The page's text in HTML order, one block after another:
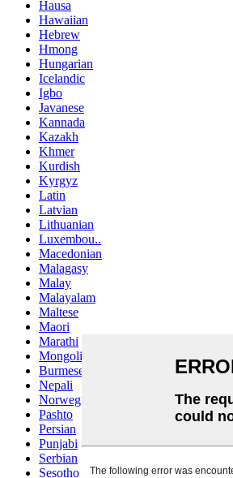
Hausa
Hawaiian
Hebrew
Hmong
Hungarian
Icelandic
Igbo
Javanese
Kannada
Kazakh
Khmer
Kurdish
Kyrgyz
Latin
Latvian
Lithuanian
Luxembou..
Macedonian
Malagasy
Malay
Malayalam
Maltese
Maori
Marathi
Mongolian
Burmese
Nepali
Norwegian
Pashto
Persian
Punjabi
Serbian
Sesotho